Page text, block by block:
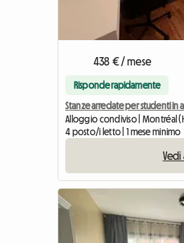
438 € / mese
Risponde rapidamente
Stanze arredate per studenti in
Alloggio condiviso | Montréal
4 posto/i letto | 1 mese minimo
Vedi